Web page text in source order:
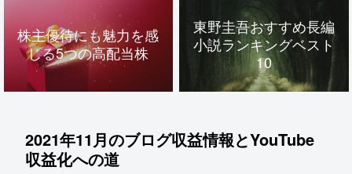
株主優待にも魅力を感
じる5つの高配当株
東野圭吾おすすめ長編
小説ランキングベスト
10
2021年11月のブログ収益情報とYouTube
収益化への道